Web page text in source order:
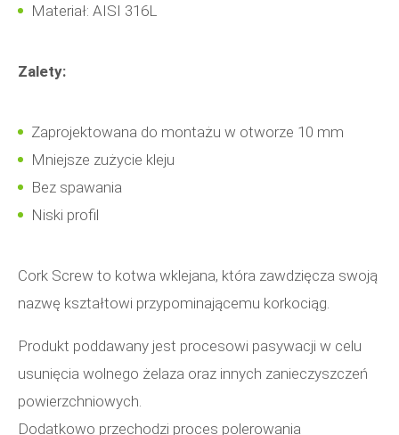
Materiał: AISI 316L
Zalety:
Zaprojektowana do montażu w otworze 10 mm
Mniejsze zużycie kleju
Bez spawania
Niski profil
Cork Screw to kotwa wklejana, która zawdzięcza swoją
nazwę kształtowi przypominającemu korkociąg.
Produkt poddawany jest procesowi pasywacji w celu
usunięcia wolnego żelaza oraz innych zanieczyszczeń
powierzchniowych.
Dodatkowo przechodzi proces polerowania